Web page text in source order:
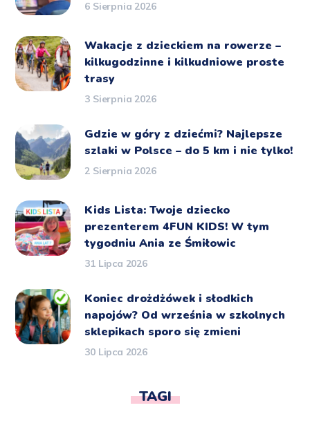
6 Sierpnia 2026
Wakacje z dzieckiem na rowerze –
kilkugodzinne i kilkudniowe proste
trasy
3 Sierpnia 2026
Gdzie w góry z dziećmi? Najlepsze
szlaki w Polsce – do 5 km i nie tylko!
2 Sierpnia 2026
Kids Lista: Twoje dziecko
prezenterem 4FUN KIDS! W tym
tygodniu Ania ze Śmiłowic
31 Lipca 2026
Koniec drożdżówek i słodkich
napojów? Od września w szkolnych
sklepikach sporo się zmieni
30 Lipca 2026
TAGI